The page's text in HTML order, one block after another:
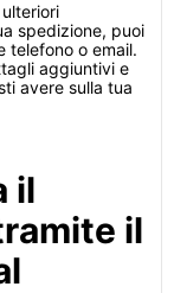
spedizione, puoi
telefono o email.
aggiuntivi e
avere sulla tua
il
il